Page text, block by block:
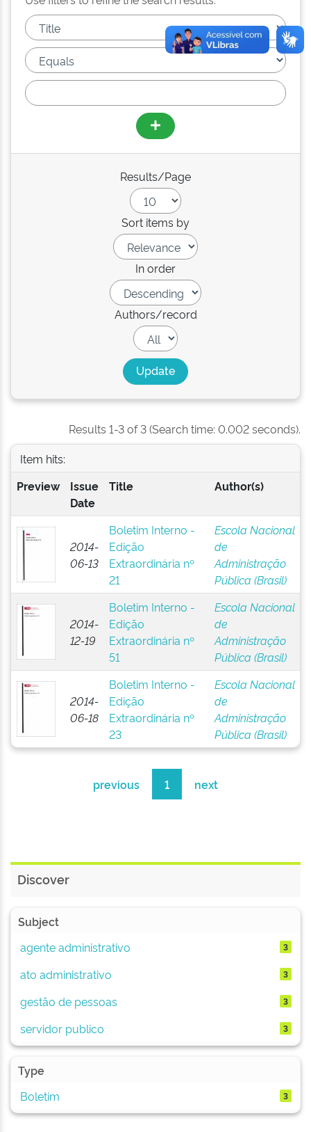
Results/Page
Sort items by
In order
Authors/record
Results 1-3 of 3 (Search time: 0.002 seconds).
Item hits:
Preview
Issue
Date
Title Author(s)
2014-
06-13
Boletim Interno -
Edição
Extraordinária nº
21
Escola Nacional
de
Administração
Pública (Brasil)
2014-
12-19
Boletim Interno -
Edição
Extraordinária nº
51
Escola Nacional
de
Administração
Pública (Brasil)
2014-
06-18
Boletim Interno -
Edição
Extraordinária nº
23
Escola Nacional
de
Administração
Pública (Brasil)
previous 1 next
Discover
Subject
agente administrativo
3
ato administrativo 3
gestão de pessoas 3
servidor publico 3
Type
Boletim
3